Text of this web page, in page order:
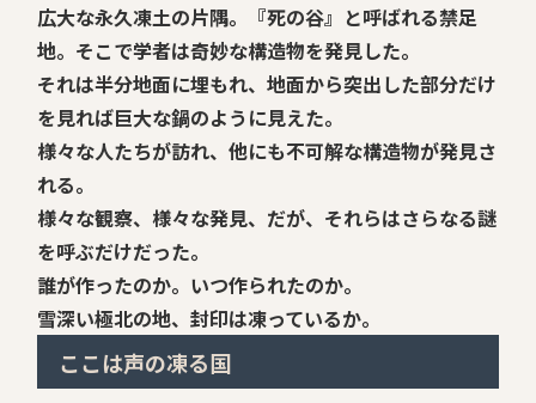
広大な永久凍土の片隅。『死の谷』と呼ばれる禁足
地。そこで学者は奇妙な構造物を発見した。
それは半分地面に埋もれ、地面から突出した部分だけ
を見れば巨大な鍋のように見えた。
様々な人たちが訪れ、他にも不可解な構造物が発見さ
れる。
様々な観察、様々な発見、だが、それらはさらなる謎
を呼ぶだけだった。
誰が作ったのか。いつ作られたのか。
雪深い極北の地、封印は凍っているか。
ここは声の凍る国